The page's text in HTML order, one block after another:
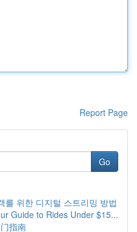
Report Page
Go
를 위한 디지털 스트리밍 방법
Guide to Rides Under $15...
指南